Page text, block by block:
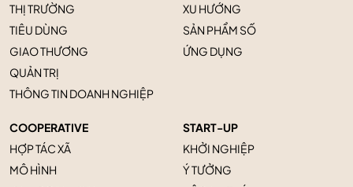
THỊ TRƯỜNG
TIÊU DÙNG
GIAO THƯƠNG
QUẢN TRỊ
THÔNG TIN DOANH NGHIỆP
XU HƯỚNG
SẢN PHẨM SỐ
ỨNG DỤNG
COOPERATIVE
HỢP TÁC XÃ
MÔ HÌNH
START-UP
KHỞI NGHIỆP
Ý TƯỞNG